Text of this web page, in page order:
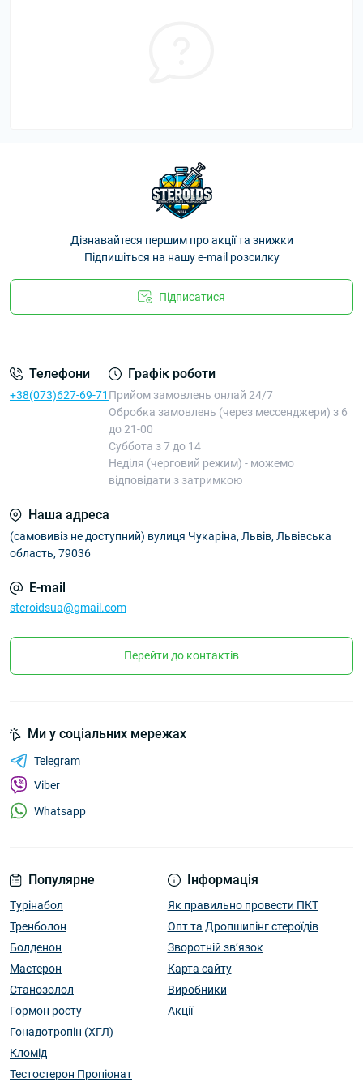
Дізнавайтеся першим про акції та знижки
Підпишіться на нашу e-mail розсилку
Підписатися
Телефони
+38(073)627-69-71
Графік роботи
Прийом замовлень онлай 24/7
Обробка замовлень (через мессенджери) з 6
до 21-00
Суббота з 7 до 14
Неділя (черговий режим) - можемо
відповідати з затримкою
Наша адреса
(самовивіз не доступний) вулиця Чукаріна, Львів, Львівська
область, 79036
E-mail
steroidsua@gmail.com
Перейти до контактів
Популярне
Турінабол
Тренболон
Болденон
Мастерон
Станозолол
Гормон росту
Гонадотропін (ХГЛ)
Кломід
Тестостерон Пропіонат
Інформація
Як правильно провести ПКТ
Опт та Дропшипінг стероїдів
Зворотній зв’язок
Карта сайту
Виробники
Акції
Ми у соціальних мережах
Telegram
Viber
Whatsapp